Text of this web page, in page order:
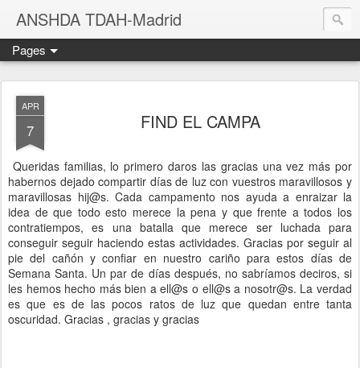
ANSHDA TDAH-Madrid
Pages
APR
7 FIND EL CAMPA
Queridas familias, lo primero daros las gracias una vez más por
habernos dejado compartir días de luz con vuestros maravillosos y
maravillosas hij@s. Cada campamento nos ayuda a enraizar la
idea de que todo esto merece la pena y que frente a todos los
contratiempos, es una batalla que merece ser luchada para
conseguir seguir haciendo estas actividades. Gracias por seguir al
pie del cañón y confiar en nuestro cariño para estos días de
Semana Santa. Un par de días después, no sabríamos deciros, si
les hemos hecho más bien a ell@s o ell@s a nosotr@s. La verdad
es que es de las pocos ratos de luz que quedan entre tanta
oscuridad. Gracias , gracias y gracias